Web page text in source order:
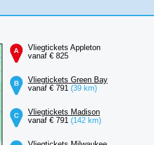
Vliegtickets Appleton
vanaf € 825
Vliegtickets Green Bay
vanaf € 791 (39 km)
Vliegtickets Madison
vanaf € 791 (142 km)